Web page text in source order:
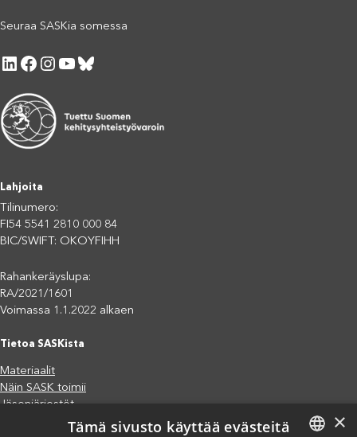
Seuraa SASKia somessa
LinkedIn Facebook Instagram YouTube Bluesky
Lahjoita
Tilinumero:
FI54 5541 2810 000 84
BIC/SWIFT: OKOYFIHH
Rahankeräyslupa:
RA/2021/1601
Voimassa 1.1.2022 alkaen
Tietoa SASKista
Materiaalit
Näin SASK toimii
Jäsenjärjestöt
Saavutettavuusseloste
×
Tämä sivusto käyttää evästeitä